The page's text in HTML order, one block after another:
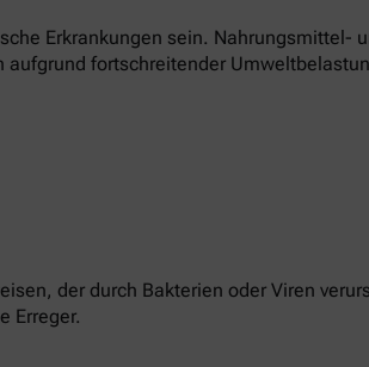
Erkrankungen sein.
fortschreitender
der durch Bakterien oder Viren
Erreger.